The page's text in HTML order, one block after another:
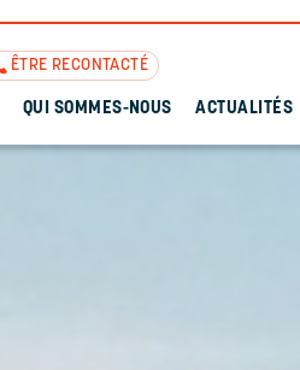
ÊTRE RECONTACTÉ
QUI SOMMES-NOUS ACTUALITÉS